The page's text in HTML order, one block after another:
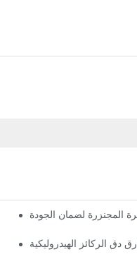
المجنزرة لضمان الجودة
دق الركائز الهيدروليكية